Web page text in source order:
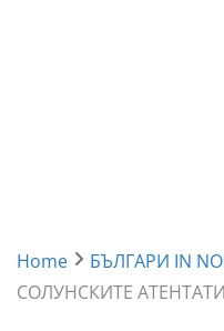
Home
БЪЛГАРИ IN
СОЛУНСКИТЕ АТЕНТАТИ